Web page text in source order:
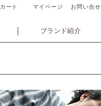
カート マイページ お問い合せ
ブランド紹介